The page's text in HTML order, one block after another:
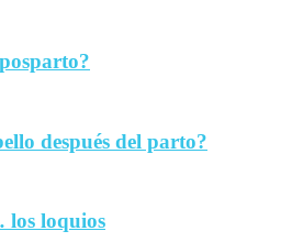
después del parto?
los loquios